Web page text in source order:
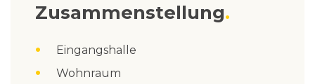
Zusammenstellung
Eingangshalle
Wohnraum